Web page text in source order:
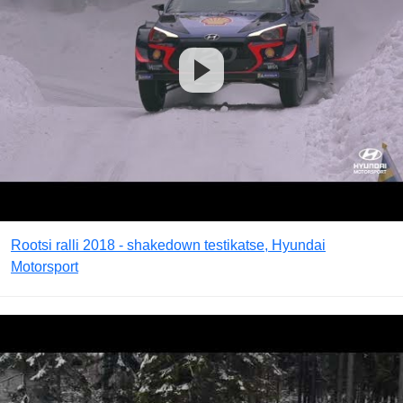
Rootsi ralli 2018 - shakedown testikatse, Hyundai
Motorsport